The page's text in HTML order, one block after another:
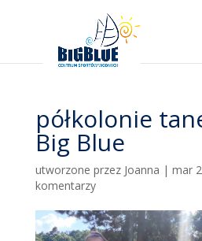
półkolonie
Big Blue
utworzone przez Joanna | mar
komentarzy